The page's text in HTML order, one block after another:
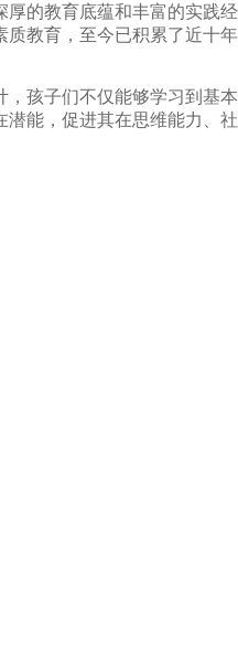
的教育底蕴和丰富的实践经
质教育，至今已积累了近十年
孩子们不仅能够学习到基本
能，促进其在思维能力、社